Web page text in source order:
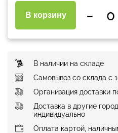
В корзину -
В наличии на складе
Самовывоз со склада с
Организация доставки
Доставка в другие
индивидуально
Оплата картой,